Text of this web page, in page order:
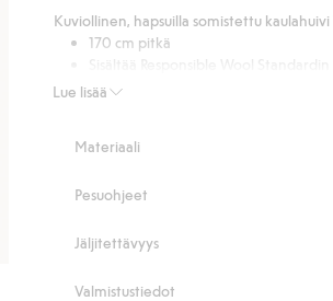
ääneen
Lue lisää
Kuviollinen, hapsuilla somistettu kaulahuivi
170 cm pitkä
sertifioitua villaa
Materiaali
Pesuohjeet
Jäljitettävyys
Valmistustiedot